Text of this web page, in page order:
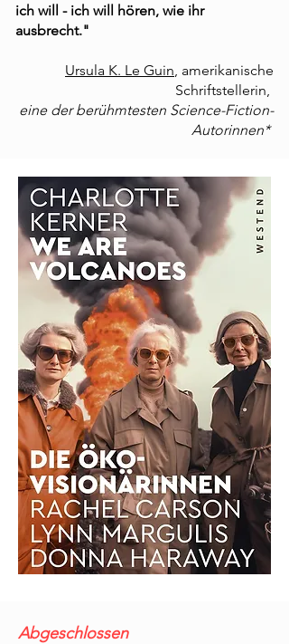
ich will - ich will hören, wie ihr
ausbrecht."
Ursula K. Le Guin, amerikanische
Schriftstellerin,
eine der berühmtesten Science-Fiction-
Autorinnen*
Abgeschlossen